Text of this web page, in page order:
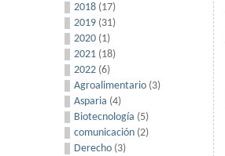
2018 (17)
2019 (31)
2020 (1)
2021 (18)
2022 (6)
Agroalimentario (3)
Asparia (4)
Biotecnología (5)
comunicación (2)
Derecho (3)